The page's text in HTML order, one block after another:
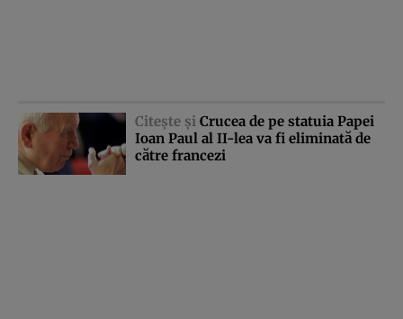
Citeşte şi Crucea de pe statuia Papei
Ioan Paul al II-lea va fi eliminată de
către francezi